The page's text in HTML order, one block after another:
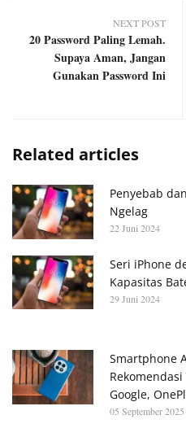
NEXT POST
20 Password Paling Lemah.
Supaya Aman, Jangan
Gunakan Password Ini
Related articles
Penyebab
Ngelag
22 Juni 2024
Seri iPhone
Kapasitas
29 Juni 2024
Smartphone
Google,
05 September 2025